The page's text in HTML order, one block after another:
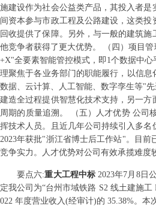
施建设作为社会公益类产品，其投入者
间资本参与市政工程及公路建设，这类
回收提供了保障。另外，与一般的建筑
他竞争者获得了更大优势。 （四）项目
+X"全要素智能管控模式，即1个数据中
理聚焦于各业务部门的职能履行，以信
数据、云计算、人工智能、数字孪生等"
建造全过程提供智慧化技术支持，另一
周期的质量追溯。 （五）人才优势 公司
挥技术人员。且近几年公司持续引入多
2023年获批"浙江省博士后工作站"。目
竞争实力。人才优势对公司有效承揽难
要点六:重大工程中标2023年7月8日
定我公司为“台州市域铁路 S2 线土建施
022 年度营业收入(经审计)的 35.38%。